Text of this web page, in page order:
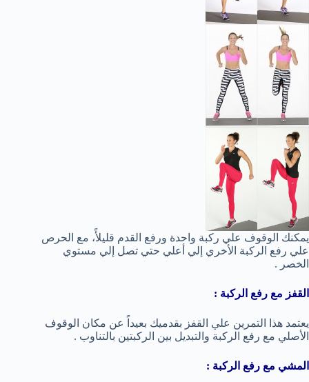
يمكنك الوقوف علي ركبة واحدة ورفع القدم قليلأً، مع الحرص
علي رفع الركبة الأخري إلي أعلي حتي تصل إلي مستوي
الخصر .
القفز مع رفع الركبة :
يعتمد هذا التمرين علي القفز بقدميك بعيداً عن مكان الوقوف
الأصلي مع رفع الركبة والتبديل بين الركبتين بالتناوب .
المشي مع رفع الركبة :